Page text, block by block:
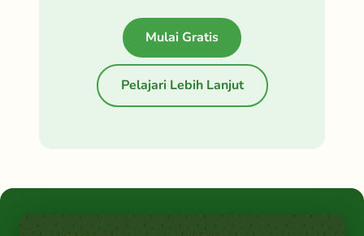
Mulai Gratis
Pelajari Lebih Lanjut